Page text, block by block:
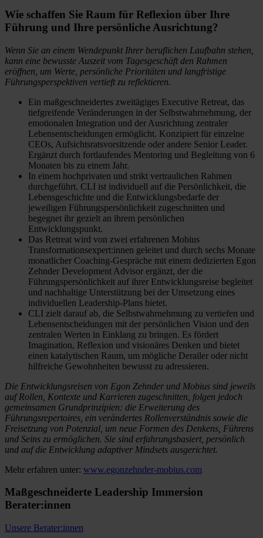
Wie schaffen Sie Raum für Reflexion über Ihre
Führung und Ihre persönliche Ausrichtung?
Wenn Sie an einem Wendepunkt Ihrer beruflichen Laufbahn stehen,
kann eine bewusste Auszeit vom Tagesgeschäft den Rahmen
eröffnen, um Werte, persönliche Prioritäten und langfristige
Führungsperspektiven vertieft zu reflektieren.
Ein maßgeschneidertes zweitägiges Executive Retreat, das
tiefgreifende Veränderungen in der Selbstwahrnehmung, der
emotionalen Integration und der Ausrichtung zentraler
Lebensentscheidungen ermöglicht. Konzipiert für einzelne
CEOs, Aufsichtsratsvorsitzende oder andere Senior Leader.
Ergänzt durch fortlaufendes Mentoring und Begleitung von 6
Monaten bis zu einem Jahr.
In einem hochprivaten und strikt vertraulichen Rahmen
durchgeführt. CLI ist individuell auf die Persönlichkeit, die
Lebensgeschichte und die Entwicklungsbedarfe der
jeweiligen Führungspersönlichkeit zugeschnitten und
begegnet ihr gezielt an ihrem persönlichen
Entwicklungspunkt.
Das Retreat wird von zwei erfahrenen Mobius
Transformationsexpert:innen geleitet und durch sechs Monate
monatlicher Coaching-Gespräche mit einem dedizierten Egon
Zehnder Development Advisor ergänzt, der die
Führungspersönlichkeit auf ihrer Entwicklungsreise begleitet
und nachhaltige Unterstützung bei der Umsetzung eines
individuellen Leadership-Plans bietet.
CLI zielt darauf ab, die Selbstwahrnehmung zu vertiefen und
Lebensentscheidungen mit der persönlichen Vision und den
zentralen Werten in Einklang zu bringen. Es fördert
Imagination, Reflexion und visionäres Denken und bietet
einen katalytischen Raum, um mögliche Derailer oder nicht
hilfreiche Gewohnheiten bewusst zu adressieren.
Die Entwicklungsreisen von Egon Zehnder und Mobius sind jeweils
auf Rollen, Kontexte und Karrieren zugeschnitten, folgen jedoch
gemeinsamen Grundprinzipien: die Erweiterung des
Führungsrepertoires, ein verändertes Rollenverständnis sowie die
Freisetzung von Potenzial, um neue Formen des Denkens, Führens
und Seins zu ermöglichen. Sie sind erfahrungsbasiert, persönlich
und auf die Entwicklung adaptiver Mindsets ausgerichtet.
Mehr erfahren unter: www.egonzehnder-mobius.com
Maßgeschneiderte Leadership Immersion
Berater:innen
Unsere Berater:innen